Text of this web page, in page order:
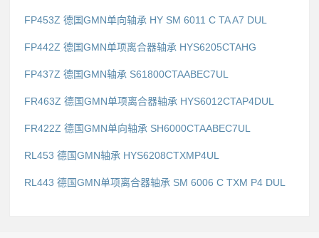
FP453Z 德国GMN单向轴承 HY SM 6011 C TA A7 DUL
FP442Z 德国GMN单项离合器轴承 HYS6205CTAHG
FP437Z 德国GMN轴承 S61800CTAABEC7UL
FR463Z 德国GMN单项离合器轴承 HYS6012CTAP4DUL
FR422Z 德国GMN单向轴承 SH6000CTAABEC7UL
RL453 德国GMN轴承 HYS6208CTXMP4UL
RL443 德国GMN单项离合器轴承 SM 6006 C TXM P4 DUL